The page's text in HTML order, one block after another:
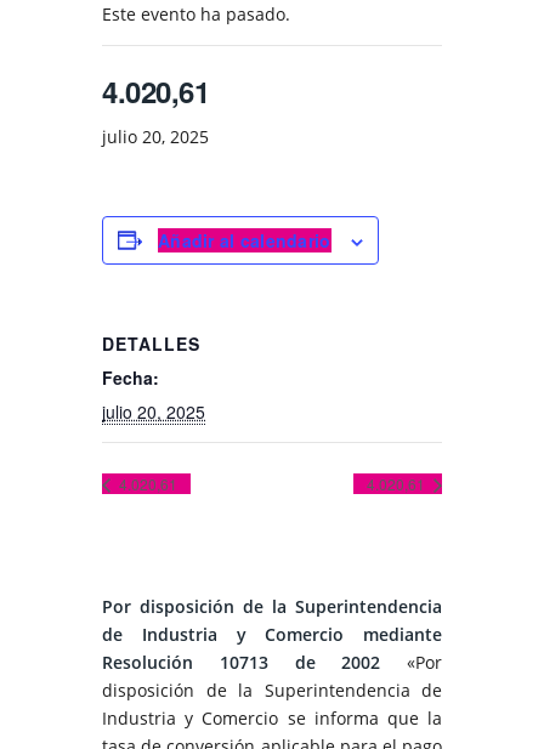
Este evento ha pasado.
4.020,61
julio 20, 2025
Añadir al calendario
DETALLES
Fecha:
julio 20, 2025
4.020,61 4.020,61
Por disposición de la Superintendencia
de Industria y Comercio mediante
Resolución 10713 de 2002 «Por
disposición de la Superintendencia de
Industria y Comercio se informa que la